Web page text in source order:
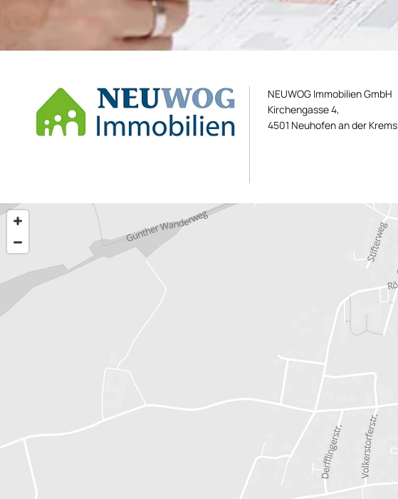
NEUWOG Immobilien GmbH
Kirchengasse 4,
4501 Neuhofen an der Krems